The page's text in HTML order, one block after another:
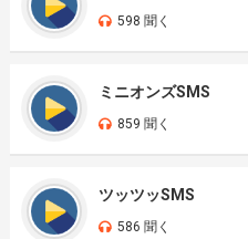
598 聞く
ミニオンズSMS
859 聞く
ツッツッSMS
586 聞く